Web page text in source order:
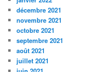
décembre 2021
novembre 2021
octobre 2021
septembre 2021
août 2021
juillet 2021